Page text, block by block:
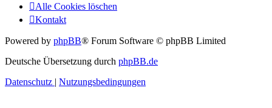
Alle Cookies löschen
Kontakt
Powered by phpBB® Forum Software © phpBB Limited
Deutsche Übersetzung durch phpBB.de
Datenschutz
Nutzungsbedingungen